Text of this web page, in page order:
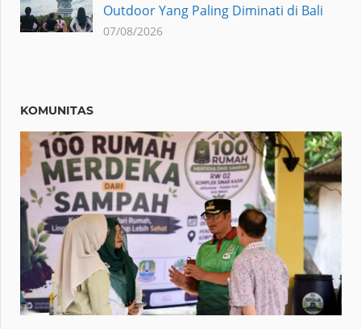
Outdoor Yang Paling Diminati di Bali
07/08/2026
KOMUNITAS